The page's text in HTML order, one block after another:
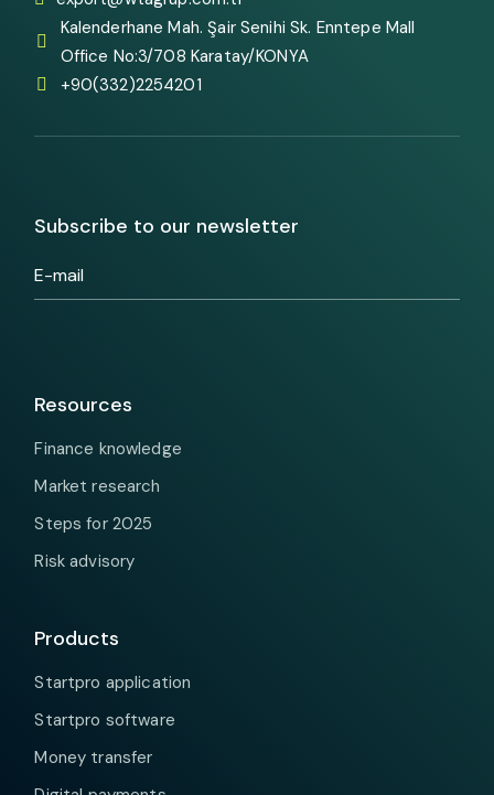
Kalenderhane Mah. Şair Senihi Sk. Enntepe Mall
Office No:3/708 Karatay/KONYA
+90(332)2254201
Subscribe to our newsletter
Resources
Finance knowledge
Market research
Steps for 2025
Risk advisory
Products
Startpro application
Startpro software
Money transfer